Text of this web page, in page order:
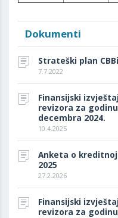
Dokumenti
Strateški plan
7.7.2022
Finansijski
revizora za
decembra 2024.
10.4.2025
Anketa o
2025
27.2.2026
Finansijski
revizora za